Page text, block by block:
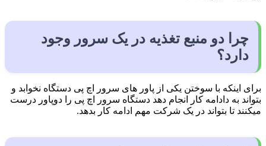
چرا دو منبع تغذیه در یک سرور وجود
دارد؟
برای اینکه با سوختن یکی از پاور های سرور اچ پی دستگاه نخوابد و
بتواند به دادامه کار انجام دهد دستگاه سرور اچ پی را دوپاور درست
میکنند تا بتواند در یک شرکت مهم ادامه کار بدهد.